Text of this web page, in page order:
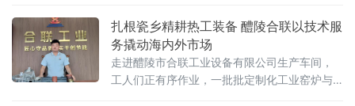
道道可量化、可追溯的工序：原料肉验收、低
温滚揉腌制、自动化摊筛、精准温控烘烤、洁
净内包装
扎根瓷乡精耕热工装备 醴陵合联以技术服
务撬动海内外市场
走进醴陵市合联工业设备有限公司生产车间，
工人们正有序作业，一批批定制化工业窑炉与